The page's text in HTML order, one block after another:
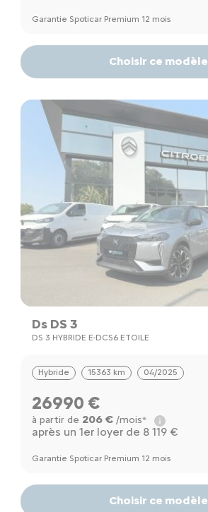
Garantie Spoticar Premium 12 mois
Choisir ce modèle
Ds DS 3
DS 3 HYBRIDE E-DCS6 ETOILE
Hybride 15363 km 04/2025
26990 €
à partir de 206 €/mois*
après un 1er loyer de 8 119 €
Garantie Spoticar Premium 12 mois
Choisir ce modèle